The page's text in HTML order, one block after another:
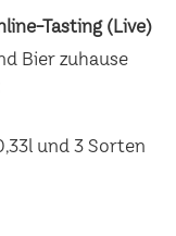
Tasting (Live)
Bier zuhause
und 3 Sorten